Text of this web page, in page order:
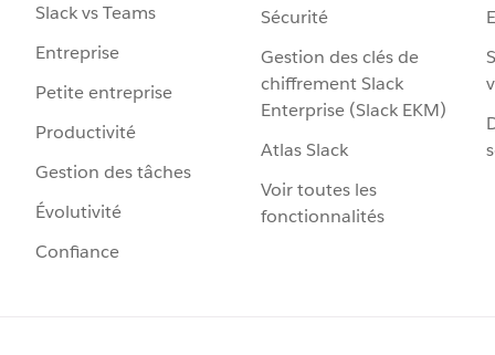
Slack vs Teams
Entreprise
Petite entreprise
Productivité
Gestion des tâches
Évolutivité
Confiance
Sécurité
Gestion des clés de
chiffrement Slack
Enterprise (Slack EKM)
Atlas Slack
Voir toutes les
fonctionnalités